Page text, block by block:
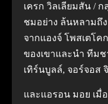
เครก วิลเลียมสัน / ก
ชมอย่าง ล้นหลามถึง
จากแองจ์ โพสเตโ
ของเขาและนํา ทีมช
เทิร์นบูลล์, จอร์จอส
และแอรอน มอย เมื่